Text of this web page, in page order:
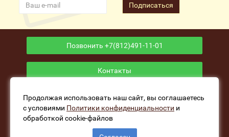
Подписаться
Позвонить +7(812)491-11-01
Контакты
Приложение
Продолжая использовать наш сайт, вы соглашаетесь
с условиями Политики конфиденциальности и
обработкой cookie-файлов